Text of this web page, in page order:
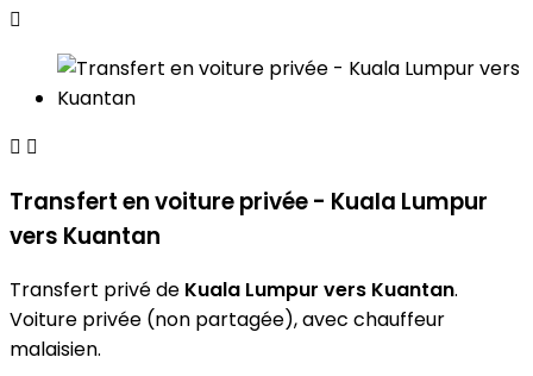

 
Transfert en voiture privée - Kuala Lumpur
vers Kuantan
Transfert privé de Kuala Lumpur vers Kuantan.
Voiture privée (non partagée), avec chauffeur
malaisien.